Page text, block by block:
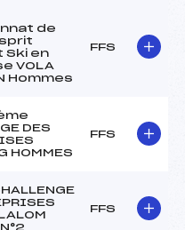
de
Ski en
VOLA
Hommes
FFS
DES
HOMMES
FFS
FFS